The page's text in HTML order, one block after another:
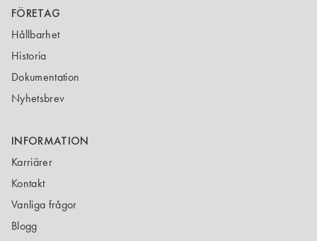
FÖRETAG
Hållbarhet
Historia
Dokumentation
Nyhetsbrev
INFORMATION
Karriärer
Kontakt
Vanliga frågor
Blogg